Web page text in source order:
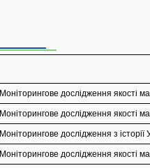
Моніторингове дослідження якості
Моніторингове дослідження якості
Моніторингове дослідження з історії
Моніторингове дослідження якості